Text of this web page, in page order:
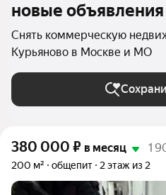
новые объявления
Снять коммерческую
Курьяново в Москве и МО
380 000 ₽ в месяц 1
200 м² общепит 2 этаж из 2